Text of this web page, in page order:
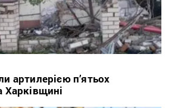
артилерією п’ятьох
Харківщині